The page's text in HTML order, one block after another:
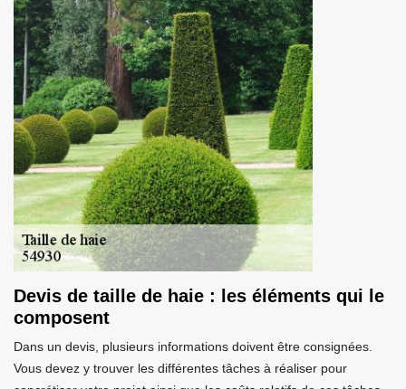
Devis de taille de haie : les éléments qui le
composent
Dans un devis, plusieurs informations doivent être consignées.
Vous devez y trouver les différentes tâches à réaliser pour